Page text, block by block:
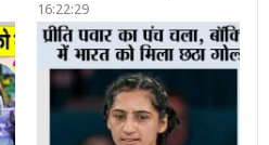
16:22:29